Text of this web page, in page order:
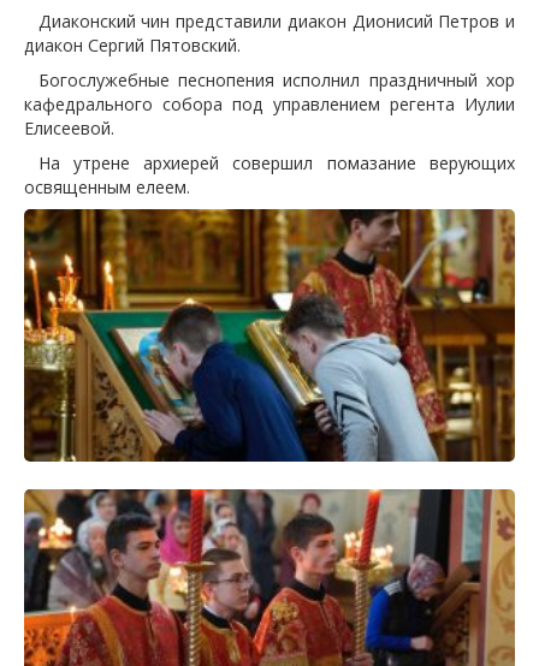
Диаконский чин представили диакон Дионисий Петров и
диакон Сергий Пятовский.
Богослужебные песнопения исполнил праздничный хор
кафедрального собора под управлением регента Иулии
Елисеевой.
На утрене архиерей совершил помазание верующих
освященным елеем.